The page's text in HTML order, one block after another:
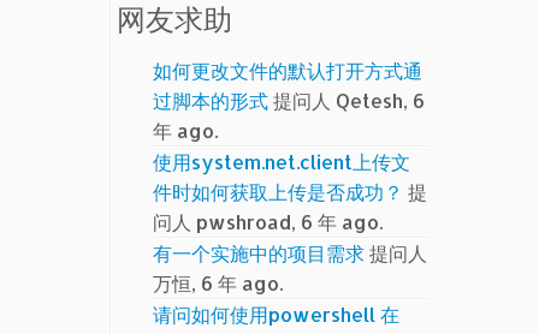
网友求助
如何更改文件的默认打开方式通
过脚本的形式提问人 Qetesh, 6
年 ago.
使用system.net.client上传文
件时如何获取上传是否成功？ 提
问人 pwshroad, 6 年 ago.
有一个实施中的项目需求提问人
万恒, 6 年 ago.
请问如何使用powershell 在